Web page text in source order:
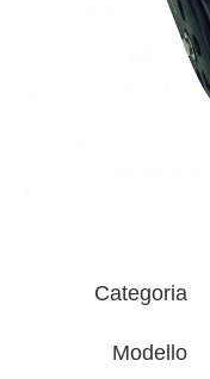
Categoria
Modello